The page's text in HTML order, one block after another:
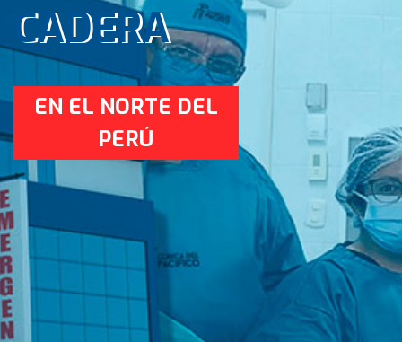
CADERA
EN EL NORTE DEL
PERÚ